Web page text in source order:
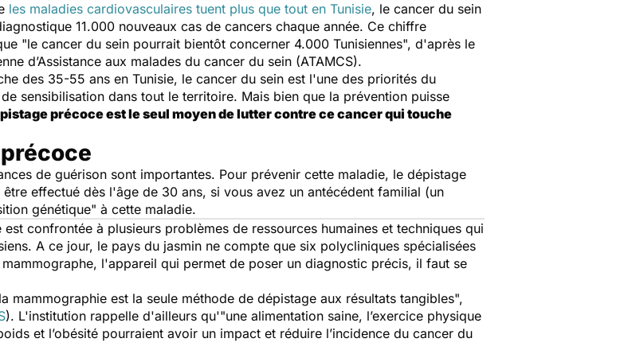
les maladies cardiovasculaires tuent plus que tout en Tunisie, le cancer du sein
11.000 nouveaux cas de cancers chaque année. Ce chiffre
"le cancer du sein pourrait bientôt concerner 4.000 Tunisiennes", d'après le
d’Assistance aux malades du cancer du sein (ATAMCS).
des 35-55 ans en Tunisie, le cancer du sein est l'une des priorités du
sensibilisation dans tout le territoire. Mais bien que la prévention puisse
précoce est le seul moyen de lutter contre ce cancer qui touche
de guérison sont importantes. Pour prévenir cette maladie, le dépistage
effectué dès l'âge de 30 ans, si vous avez un antécédent familial (un
génétique" à cette maladie.
est confrontée à plusieurs problèmes de ressources humaines et techniques qui
A ce jour, le pays du jasmin ne compte que six polycliniques spécialisées
l'appareil qui permet de poser un diagnostic précis, il faut se
la mammographie est la seule méthode de dépistage aux résultats tangibles",
). L'institution rappelle d'ailleurs qu'"une alimentation saine, l’exercice physique
et l’obésité pourraient avoir un impact et réduire l’incidence du cancer du